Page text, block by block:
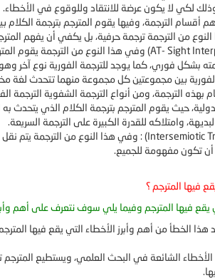
وذلك لكي لا يكون عرضة للانتقاد وللوقوع في الأخطاء.
أقسام الترجمة، وفيها يقوم المترجم بترجمة
من الترجمة ترجمة حرفية، بل يكفي أن يفهم
AT- Sight) وفي هذا النوع من الترجمة يقوم
بشكل فوري، كما يوجد للترجمة الفورية نوع آخر وهو
الفورية بين مجموعتين كل مجموعة منهما تتحدث لغة
الترجمة، ومن أنواع الترجمة الشفوية الترجمة
حيث يقوم المترجم بترجمة الكلام الذي يتحدث
وامتلاكه للقدرة الكبيرة على الترجمة السريعة.
Intersemiotic) : وفي هذا النوع من الترجمة يتم نقل
أن تكون مفهومة للجميع.
فيها المترجم ؟
فيها المترجم وفيما يلي سوف نتعرف على أهم
الخطأ من أهم وأبرز الأخطاء التي يقع فيها
الشائعة في البحث العلمي، ويستطيع